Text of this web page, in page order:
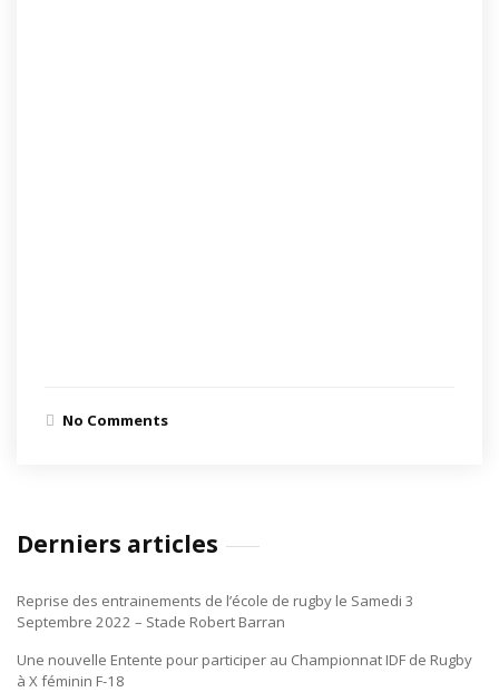
No Comments
Derniers articles
Reprise des entrainements de l’école de rugby le Samedi 3
Septembre 2022 – Stade Robert Barran
Une nouvelle Entente pour participer au Championnat IDF de Rugby
à X féminin F-18